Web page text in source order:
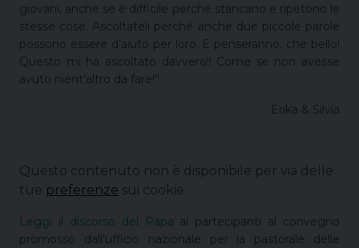
giovani, anche se è difficile perché stancano e ripetono le
stesse cose. Ascoltateli perché anche due piccole parole
possono essere d’aiuto per loro. E penseranno: che bello!
Questo mi ha ascoltato davvero!! Come se non avesse
avuto nient’altro da fare!”.
Erika & Silvia
Questo contenuto non è disponibile per via delle
tue preferenze sui cookie
Leggi il discorso del Papa ai partecipanti al convegno
promosso dall’ufficio nazionale per la pastorale delle